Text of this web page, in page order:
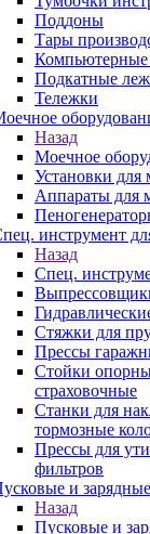
Поддоны
Тары
Подкатные
Тележки
Назад
Моечное
Установки для
Аппараты для
инструмент
Назад
Спец.
Стяжки для
Прессы
Стойки
страховочные
Станки для
тормозные
Прессы для
фильтров
и
Назад
Пусковые и